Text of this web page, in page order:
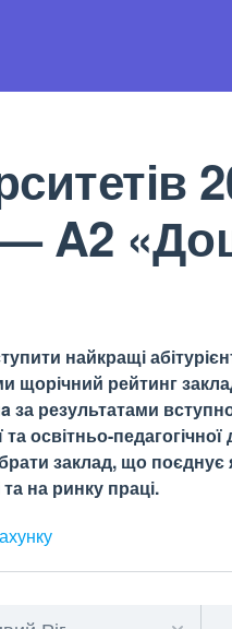
A2
найкращі
щорічний рейтинг
результатами
освітньо-педагогічної
заклад, що поєднує
на ринку праці.